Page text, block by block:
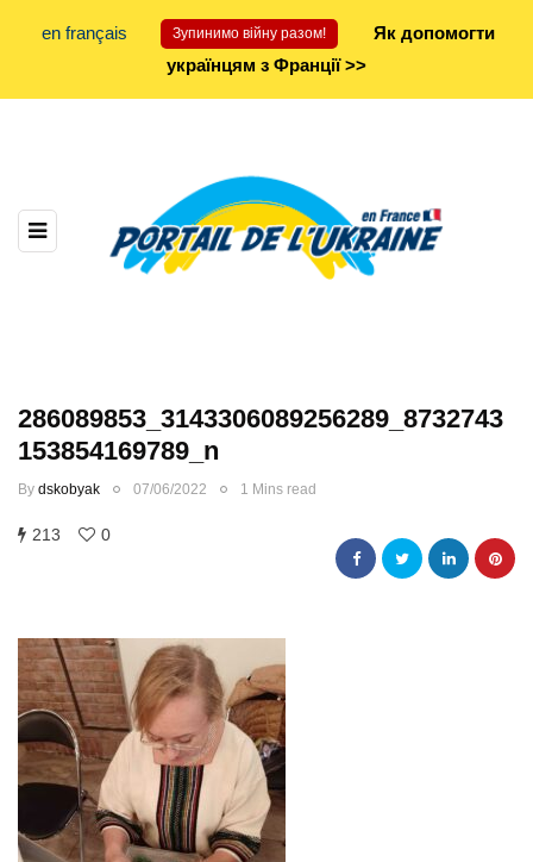
en français Зупинимо війну разом!
Як допомогти
українцям з Франції >>
286089853_3143306089256289_8732743
153854169789_n
By dskobyak 07/06/2022 1 Mins read
213 0